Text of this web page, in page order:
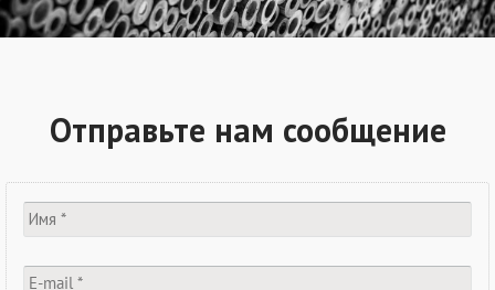
Отправьте нам сообщение